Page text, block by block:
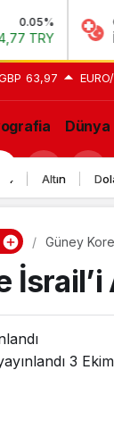
CHF
İsviçre
63,97
Dünya
Altın
Güney Kore
İsrail’i
3